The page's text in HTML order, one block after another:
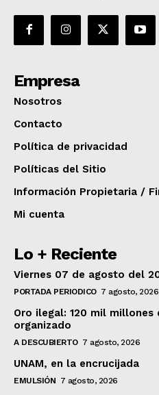
Empresa
Nosotros
Contacto
Política de privacidad
Políticas del Sitio
Información Propietaria /
Mi cuenta
Lo + Reciente
Viernes 07 de agosto del
PORTADA PERIODICO 7 agosto, 2026
Oro ilegal: 120 mil
organizado
A DESCUBIERTO 7 agosto, 2026
UNAM, en la encrucijada
EMULSIÓN 7 agosto, 2026